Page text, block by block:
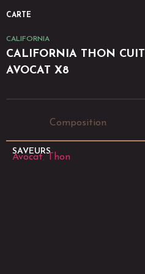
CARTE
CALIFORNIA
CALIFORNIA THON CUIT
AVOCAT X8
Composition
SAVEURS
Avocat Thon